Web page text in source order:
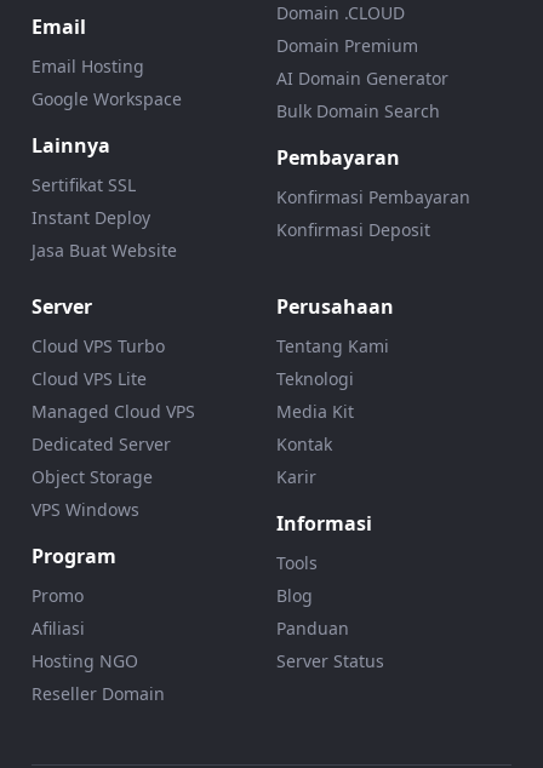
Email
Email Hosting
Google Workspace
Lainnya
Sertifikat SSL
Instant Deploy
Jasa Buat Website
Domain .CLOUD
Domain Premium
AI Domain Generator
Bulk Domain Search
Pembayaran
Konfirmasi Pembayaran
Konfirmasi Deposit
Server
Cloud VPS Turbo
Cloud VPS Lite
Managed Cloud VPS
Dedicated Server
Object Storage
VPS Windows
Program
Promo
Afiliasi
Hosting NGO
Reseller Domain
Perusahaan
Tentang Kami
Teknologi
Media Kit
Kontak
Karir
Informasi
Tools
Blog
Panduan
Server Status